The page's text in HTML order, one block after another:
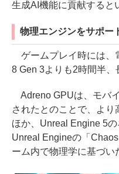
生成AI機能に貢献すると
物理エンジンをサポー
ゲームプレイ時には、
8 Gen 3よりも2時間半、
Adreno GPUは、モバ
されたとのことで、より
ほか、Unreal Engine 5の
Unreal Engineの「
ーム内で物理学に基づい